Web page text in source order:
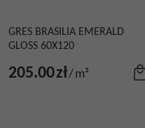
GRES BRASILIA EMERALD
GLOSS 60X120
205.00zł/m²